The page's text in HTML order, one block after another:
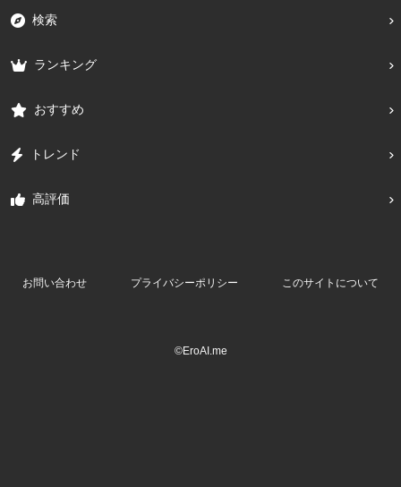
検索
ランキング
おすすめ
トレンド
高評価
お問い合わせ プライバシーポリシー このサイトについて
©EroAI.me